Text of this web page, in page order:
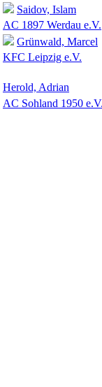
Saidov, Islam
AC 1897 Werdau e.V.
Grünwald, Marcel
KFC Leipzig e.V.
Herold, Adrian
AC Sohland 1950